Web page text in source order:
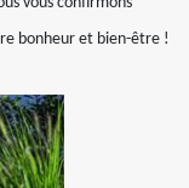
bonheur et bien-être !